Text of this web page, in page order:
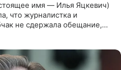
имя — Илья Яцкевич)
что журналистка и
не сдержала обещание,